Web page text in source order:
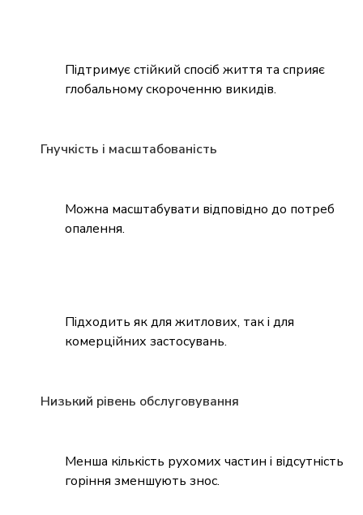
Підтримує стійкий спосіб життя та сприяє
глобальному скороченню викидів.
Гнучкість і масштабованість
Можна масштабувати відповідно до потреб
опалення.
Підходить як для житлових, так і для
комерційних застосувань.
Низький рівень обслуговування
Менша кількість рухомих частин і відсутність
горіння зменшують знос.